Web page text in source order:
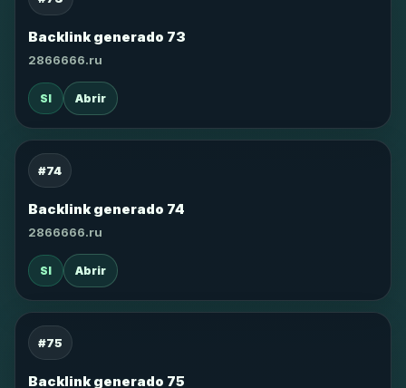
Backlink generado 73
2866666.ru
SI Abrir
#74
Backlink generado 74
2866666.ru
SI Abrir
#75
Backlink generado 75